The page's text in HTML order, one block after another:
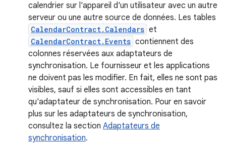
calendrier sur l'appareil d'un utilisateur avec un autre
serveur ou une autre source de données. Les tables
CalendarContract.Calendars et
CalendarContract.Events contiennent des
colonnes réservées aux adaptateurs de
synchronisation. Le fournisseur et les applications
ne doivent pas les modifier. En fait, elles ne sont pas
visibles, sauf si elles sont accessibles en tant
qu'adaptateur de synchronisation. Pour en savoir
plus sur les adaptateurs de synchronisation,
consultez la section Adaptateurs de
synchronisation.